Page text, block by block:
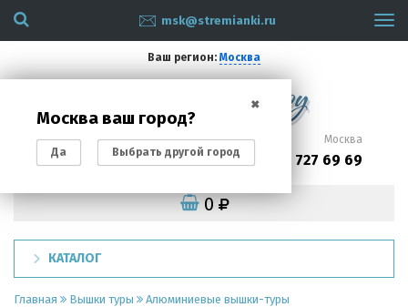
msk@stremianki.ru
Ваш регион: Москва
✖
Москва ваш город?
Да Выбрать другой город
Санкт-Петербург
(812) 200 87 93
Москва
(495) 727 69 69
0
КАТАЛОГ
Главная Вышки туры
Алюминиевые вышки-туры